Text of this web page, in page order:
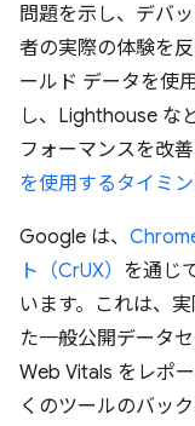
問題を示し、デバ
者の実際の体験を
ールド データを使
し、Lighthouse な
フォーマンスを改
を使用するタイミ
Google は、
ト（CrUX） を通じ
います。これは、
た一般公開データ
Web Vitals をレポ
くのツールのバック